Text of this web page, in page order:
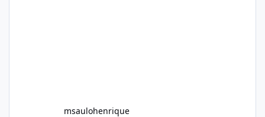
msaulohenrique